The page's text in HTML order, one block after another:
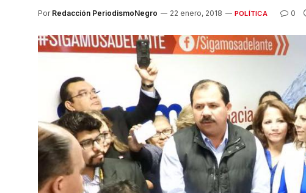
Por Redacción PeriodismoNegro 22 enero, 2018 POLÍTICA 0